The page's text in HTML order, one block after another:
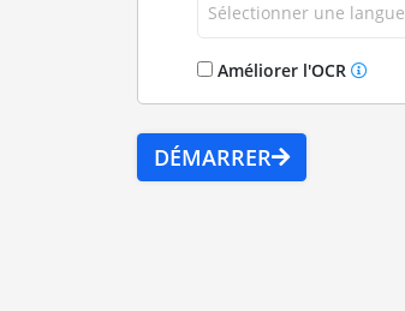
Sélectionner une langue
Améliorer l'OCR
DÉMARRER